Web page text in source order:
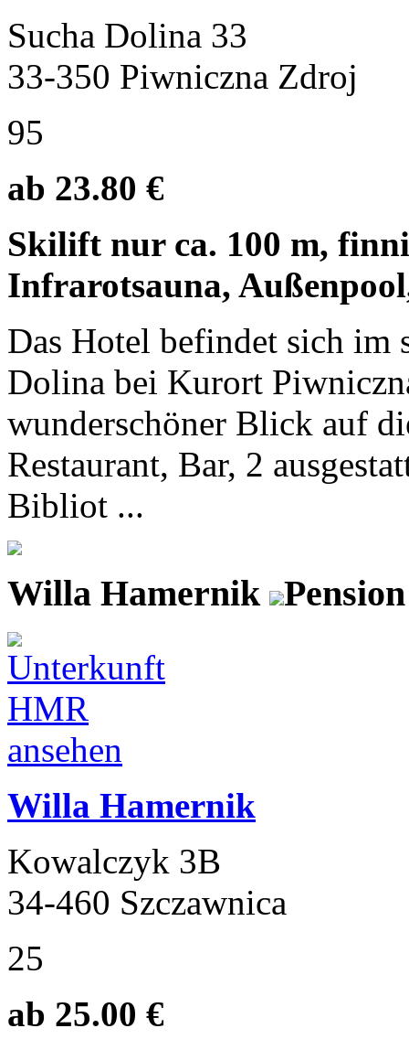
Sucha Dolina 33
33-350 Piwniczna Zdroj
95
ab 23.80 €
Skilift nur ca. 100 m,
Infrarotsauna,
Das Hotel befindet sich im
Dolina bei Kurort
wunderschöner Blick auf
Restaurant, Bar, 2
Bibliot ...
Willa Hamernik
Willa Hamernik
Kowalczyk 3B
34-460 Szczawnica
25
ab 25.00 €